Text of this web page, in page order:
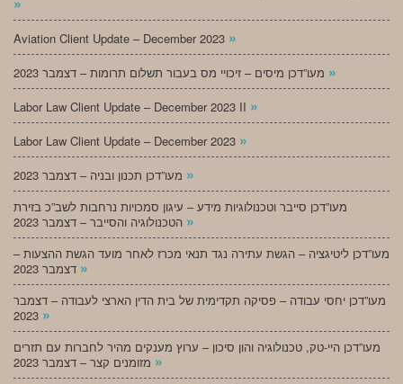
Aviation Client Update – December 2023 »
»
Labor Law Client Update – December 2023 II »
Labor Law Client Update – December 2023 »
»
מעו”דכן סייבר וטכנולוגיות מידע – עיגון סמכויות נרחבות לשב”כ בזירת
»
מעו”דכן ליטיגציה – הגשת עתירה נגד תנאי מכרז לאחר מועד הגשת ההצעות –
»
מעו”דכן יחסי עבודה – פסיקה תקדימית של בית הדין הארצי לעבודה – דצמבר
»
מעו”דכן היי-טק, טכנולוגיה והון סיכון – ערוץ מענקים מהיר לחברות עם תזרים
»